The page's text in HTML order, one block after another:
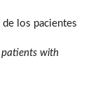
los pacientes
patients with